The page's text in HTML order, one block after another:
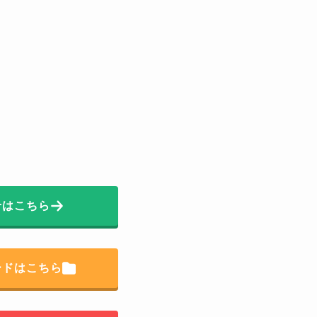
こちら
はこちら